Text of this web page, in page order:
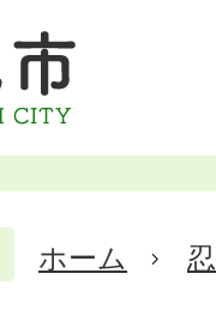
ホーム